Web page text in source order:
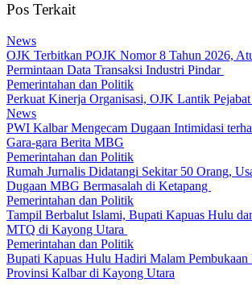
Pos Terkait
News
OJK Terbitkan POJK Nomor 8 Tahun 2026,
Permintaan Data Transaksi Industri Pindar
Pemerintahan dan Politik
Perkuat Kinerja Organisasi, OJK Lantik
News
PWI Kalbar Mengecam Dugaan Intimidasi
Gara-gara Berita MBG
Pemerintahan dan Politik
Rumah Jurnalis Didatangi Sekitar 50 Orang,
Dugaan MBG Bermasalah di Ketapang
Pemerintahan dan Politik
Tampil Berbalut Islami, Bupati Kapuas Hulu
MTQ di Kayong Utara
Pemerintahan dan Politik
Bupati Kapuas Hulu Hadiri Malam
Provinsi Kalbar di Kayong Utara